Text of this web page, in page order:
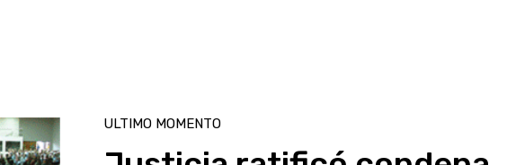
ULTIMO MOMENTO